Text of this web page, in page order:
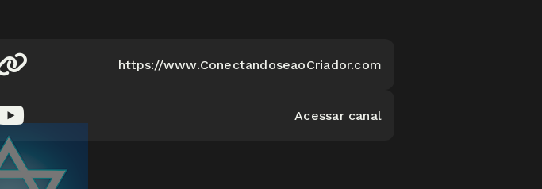
https://www.ConectandoseaoCriador.com
Acessar canal